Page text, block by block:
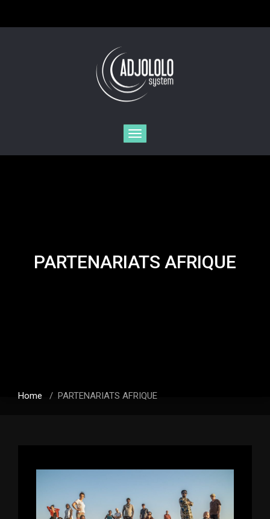
Toggle
navigation
PARTENARIATS AFRIQUE
Home / PARTENARIATS AFRIQUE